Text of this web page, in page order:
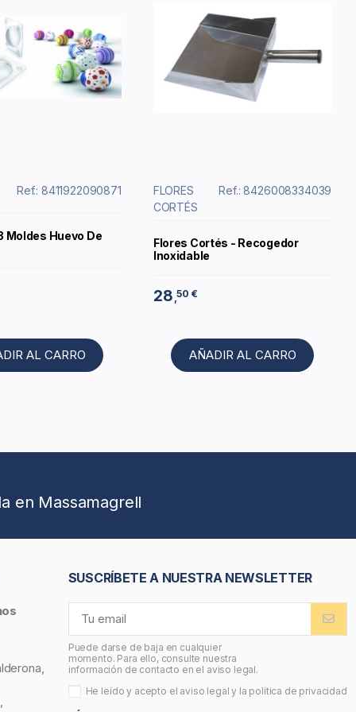
Ref.: 8411922090871
Moldes Huevo De
AL CARRO
FLORES
CORTÉS
Ref.: 8426008334039
Flores Cortés - Recogedor
Inoxidable
28 ,50 €
AÑADIR AL CARRO
en Massamagrell
SUSCRÍBETE A NUESTRA NEWSLETTER
Puede darse de baja en cualquier
momento. Para ello, consulte nuestra
información de contacto en el aviso legal.
He leído y acepto el aviso legal y la política de privacidad